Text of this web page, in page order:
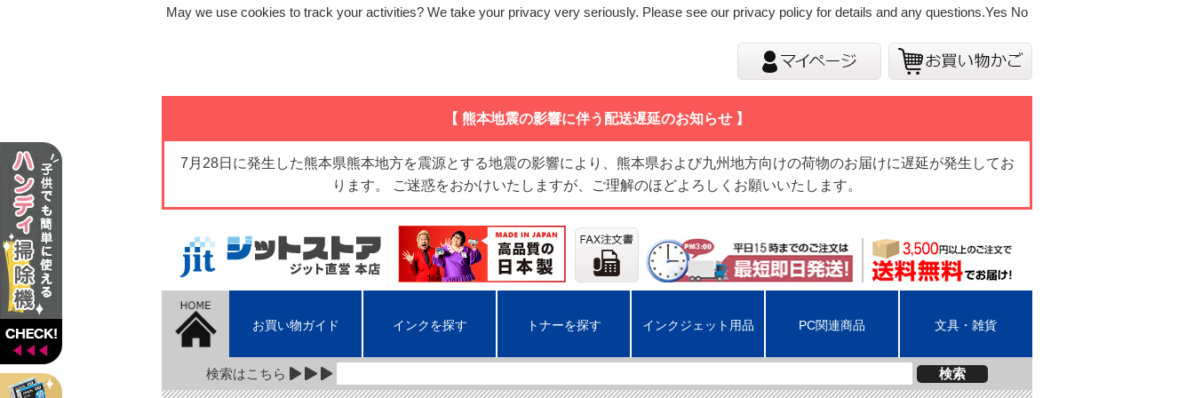
【 熊本地震の影響に伴う配送遅延のお知らせ 】
7月28日に発生した熊本県熊本地方を震源とする地震の影響により、熊本県および九州地方向けの荷物のお届けに遅延が発生してお
ります。 ご迷惑をおかけいたしますが、ご理解のほどよろしくお願いいたします。
お買い物ガイド インクを探す トナーを探す インクジェット用品 PC関連商品 文具・雑貨
検索はこちら 検索
May we use cookies to track your activities? We take your privacy very seriously. Please see our privacy policy for details and any questions.Yes No